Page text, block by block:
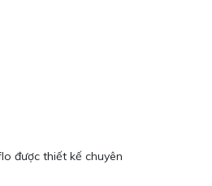
được thiết kế chuyên